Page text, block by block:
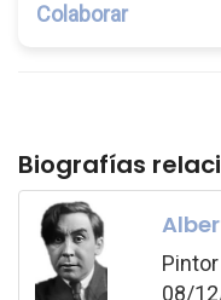
Colaborar
Biografías
08/